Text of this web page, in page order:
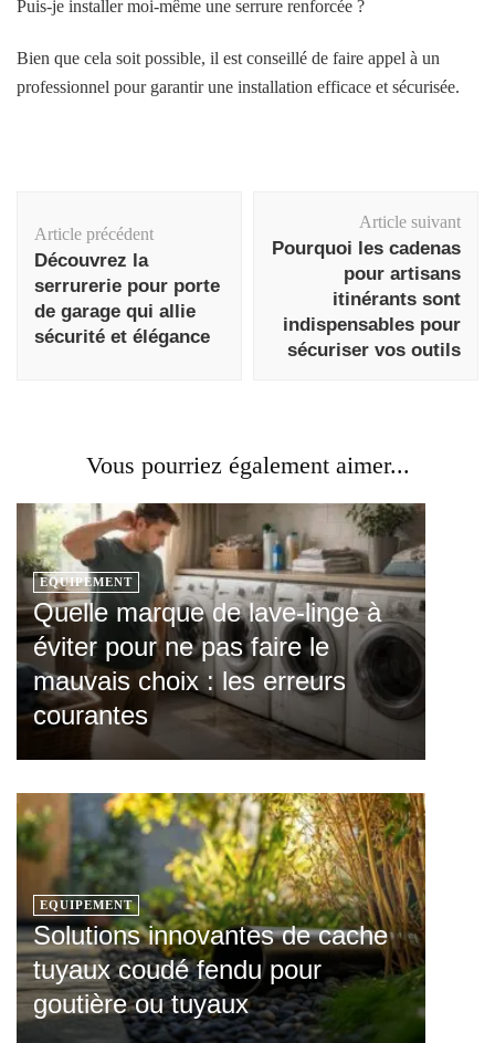
Puis-je installer moi-même une serrure renforcée ?
Bien que cela soit possible, il est conseillé de faire appel à un
professionnel pour garantir une installation efficace et sécurisée.
d'article
Article précédent
Découvrez la
serrurerie pour porte
de garage qui allie
sécurité et élégance
Article suivant
Pourquoi les cadenas
pour artisans
itinérants sont
indispensables pour
sécuriser vos outils
Vous pourriez également aimer...
EQUIPEMENT
Quelle marque de lave-linge à
éviter pour ne pas faire le
mauvais choix : les erreurs
courantes
EQUIPEMENT
Solutions innovantes de cache
tuyaux coudé fendu pour
goutière ou tuyaux